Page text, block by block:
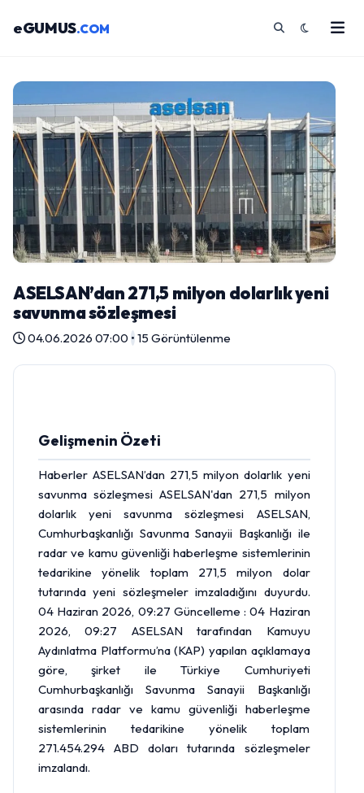
eGUMUS.COM
ASELSAN’dan 271,5 milyon dolarlık yeni
savunma sözleşmesi
04.06.2026 07:00 •15 Görüntülenme
Gelişmenin Özeti
Haberler ASELSAN’dan 271,5 milyon dolarlık yeni
savunma sözleşmesi ASELSAN'dan 271,5 milyon
dolarlık yeni savunma sözleşmesi ASELSAN,
Cumhurbaşkanlığı Savunma Sanayii Başkanlığı ile
radar ve kamu güvenliği haberleşme sistemlerinin
tedarikine yönelik toplam 271,5 milyon dolar
tutarında yeni sözleşmeler imzaladığını duyurdu.
04 Haziran 2026, 09:27 Güncelleme : 04 Haziran
2026, 09:27 ASELSAN tarafından Kamuyu
Aydınlatma Platformu’na (KAP) yapılan açıklamaya
göre, şirket ile Türkiye Cumhuriyeti
Cumhurbaşkanlığı Savunma Sanayii Başkanlığı
arasında radar ve kamu güvenliği haberleşme
sistemlerinin tedarikine yönelik toplam
271.454.294 ABD doları tutarında sözleşmeler
imzalandı.